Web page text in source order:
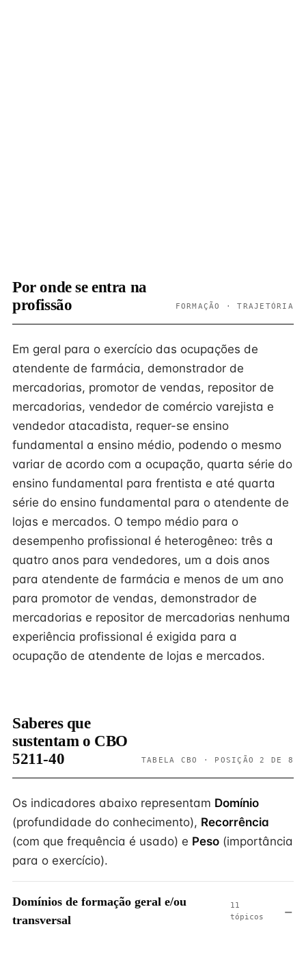
Por onde se entra na
profissão
FORMAÇÃO · TRAJETÓRIA
Em geral para o exercício das ocupações de
atendente de farmácia, demonstrador de
mercadorias, promotor de vendas, repositor de
mercadorias, vendedor de comércio varejista e
vendedor atacadista, requer-se ensino
fundamental a ensino médio, podendo o mesmo
variar de acordo com a ocupação, quarta série do
ensino fundamental para frentista e até quarta
série do ensino fundamental para o atendente de
lojas e mercados. O tempo médio para o
desempenho profissional é heterogêneo: três a
quatro anos para vendedores, um a dois anos
para atendente de farmácia e menos de um ano
para promotor de vendas, demonstrador de
mercadorias e repositor de mercadorias nenhuma
experiência profissional é exigida para a
ocupação de atendente de lojas e mercados.
Saberes que
sustentam o CBO
5211-40
TABELA CBO · POSIÇÃO 2 DE 8
Os indicadores abaixo representam Domínio
(profundidade do conhecimento), Recorrência
(com que frequência é usado) e Peso (importância
para o exercício).
Domínios de formação geral e/ou
transversal
11
tópicos